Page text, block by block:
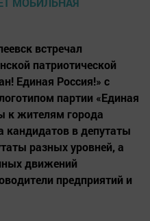
встречал
патриотической
Единая Россия!» с
партии «Единая
к жителям города
кандидатов в депутаты
разных уровней, а
движений
предприятий и